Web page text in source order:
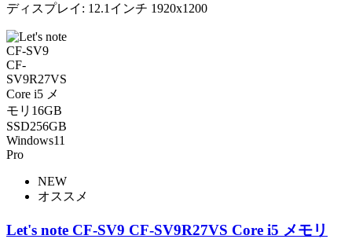
ディスプレイ: 12.1インチ 1920x1200
NEW
オススメ
Let's note CF-SV9 CF-SV9R27VS Core i5 メモリ